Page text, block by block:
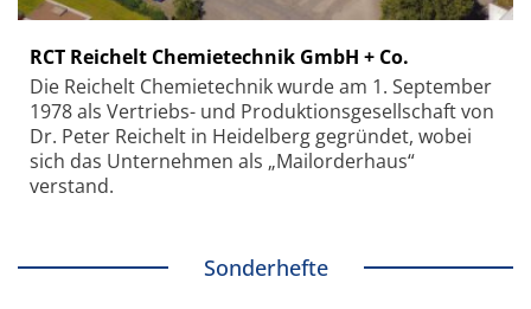
RCT Reichelt Chemietechnik GmbH + Co.
Die Reichelt Chemietechnik wurde am 1. September
1978 als Vertriebs- und Produktionsgesellschaft von
Dr. Peter Reichelt in Heidelberg gegründet, wobei
sich das Unternehmen als „Mailorderhaus“
verstand.
Sonderhefte